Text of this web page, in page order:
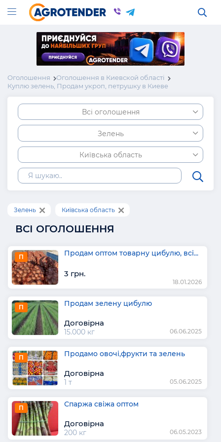
Оголошення
Оголошення в Киевской області
Куплю зелень, Продам укроп, петрушку в Киеве
Всі оголошення
Зелень
Київська область
Зелень Київська область
ВСІ ОГОЛОШЕННЯ
П Продам оптом товарну цибулю, всі...
3 грн.
18.01.2026
П Продам зелену цибулю
Договірна
15.000 кг 06.06.2025
П Продамо овочі,фрукти та зелень
Договірна
1 т 05.06.2025
П Спаржа свіжа оптом
Договірна
200 кг 06.05.2023